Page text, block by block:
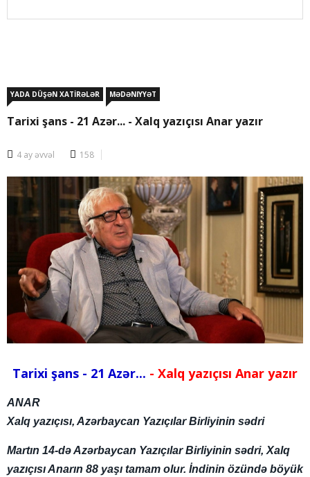
YADA DÜŞƏN XATİRƏLƏR MƏDƏNIYYƏT
Tarixi şans - 21 Azər... - Xalq yazıçısı Anar yazır
4 ay əvvəl 158
Tarixi şans - 21 Azər... - Xalq yazıçısı Anar yazır
ANAR
Xalq yazıçısı, Azərbaycan Yazıçılar Birliyinin sədri
Martın 14-də Azərbaycan Yazıçılar Birliyinin sədri, Xalq
yazıçısı Anarın 88 yaşı tamam olur. İndinin özündə böyük